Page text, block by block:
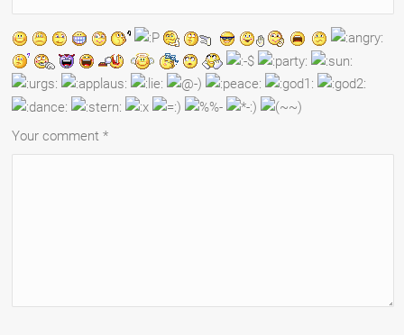
Your comment*